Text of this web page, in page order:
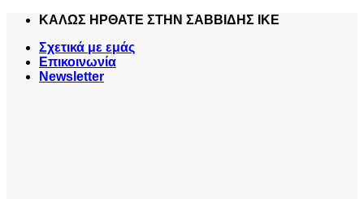
Skip
content
ΚΑΛΩΣ ΗΡΘΑΤΕ ΣΤΗΝ ΣΑΒΒΙΔΗΣ ΙΚΕ
Σχετικά με εμάς
Επικοινωνία
Newsletter